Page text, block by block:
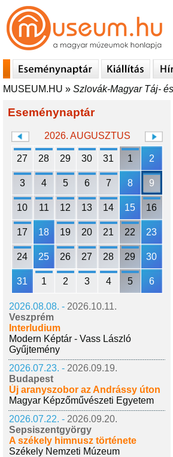
MUSEUM.HU » Szlovák-Magyar Táj-
Eseménynaptár
2026. AUGUSZTUS
27 28 29 30 31 1 2
3 4 5 6 7 8 9
10 11 12 13 14 15 16
17 18 19 20 21 22 23
24 25 26 27 28 29 30
31 1 2 3 4 5 6
2026.08.08. - 2026.10.11.
Veszprém
Interludium
Modern Képtár - Vass László
Gyűjtemény
2026.07.23. - 2026.09.19.
Budapest
Új aranyszobor az Andrássy úton
Magyar Képzőművészeti Egyetem
2026.07.22. - 2026.09.20.
Sepsiszentgyörgy
A székely himnusz története
Székely Nemzeti Múzeum